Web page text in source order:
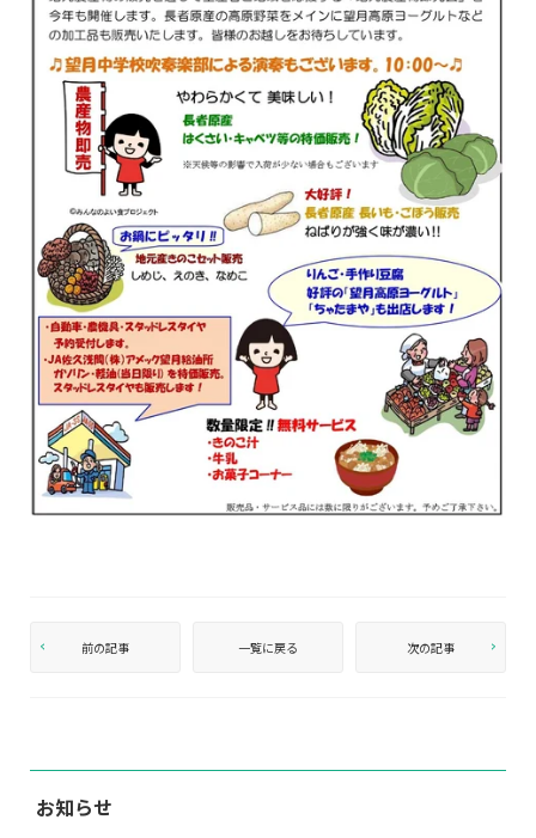
前の記事 一覧に戻る 次の記事
お知らせ